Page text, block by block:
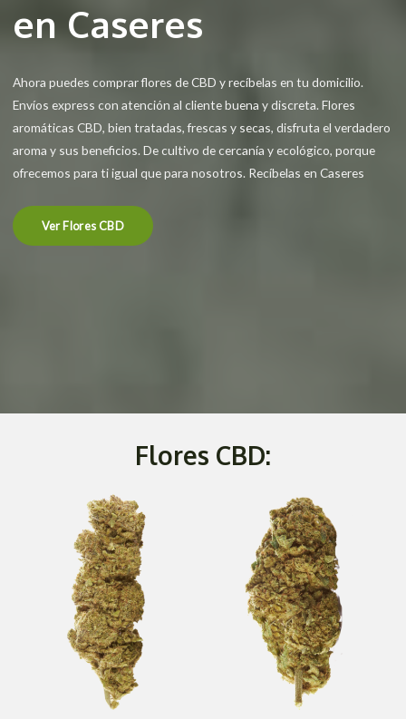
en Caseres
Ahora puedes comprar flores de CBD y recíbelas en tu domicilio.
Envíos express con atención al cliente buena y discreta. Flores
aromáticas CBD, bien tratadas, frescas y secas, disfruta el verdadero
aroma y sus beneficios. De cultivo de cercanía y ecológico, porque
ofrecemos para ti igual que para nosotros. Recíbelas en Caseres
Ver Flores CBD
Flores CBD: